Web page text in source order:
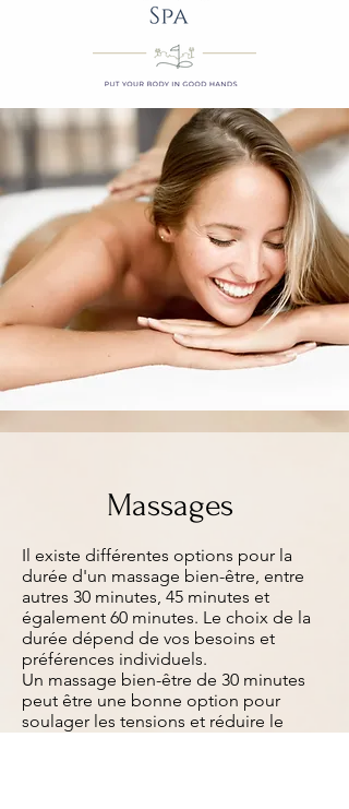
Massages
Il existe différentes options pour la
durée d'un massage bien-être, entre
autres 30 minutes, 45 minutes et
également 60 minutes. Le choix de la
durée dépend de vos besoins et
préférences individuels.
Un massage bien-être de 30 minutes
peut être une bonne option pour
soulager les tensions et réduire le